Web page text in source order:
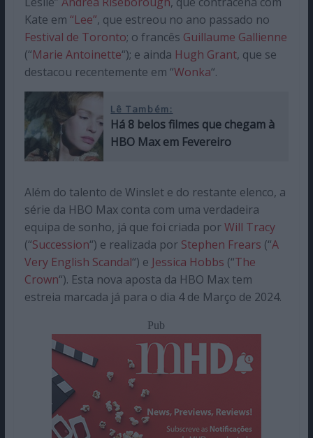
Kate em “Lee”, que estreou no ano passado no
Festival de Toronto; o francês Guillaume Gallienne
(“Marie Antoinette“); e ainda Hugh Grant, que se
destacou recentemente em “Wonka“.
Lê Também:
Há 8 belos filmes que chegam à
HBO Max em Fevereiro
Além do talento de Winslet e do restante elenco, a
série da HBO Max conta com uma verdadeira
equipa de sonho, já que foi criada porWill Tracy
(“Succession“) e realizada por Stephen Frears (“A
Very English Scandal“) e Jessica Hobbs (“The
Crown“). Esta nova aposta da HBO Max tem
estreia marcada já para o dia 4 de Março de 2024.
Pub